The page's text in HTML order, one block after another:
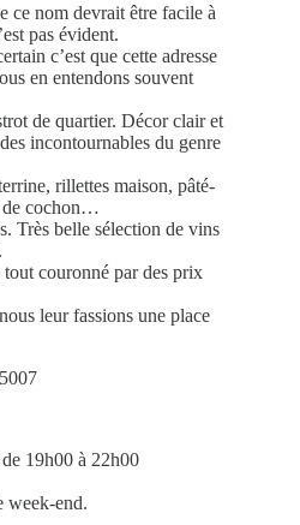
ce nom devrait être facile à
pas évident.
c’est que cette adresse
en entendons souvent
de quartier. Décor clair et
incontournables du genre
rillettes maison, pâté-
de cochon…
Très belle sélection de vins
couronné par des prix
leur fassions une place
19h00 à 22h00
week-end.